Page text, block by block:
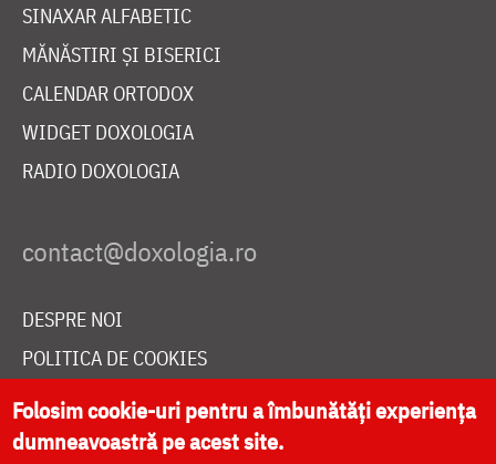
SINAXAR ALFABETIC
MĂNĂSTIRI ȘI BISERICI
CALENDAR ORTODOX
WIDGET DOXOLOGIA
RADIO DOXOLOGIA
DESPRE NOI
POLITICA DE COOKIES
DONEAZĂ ONLINE PENTRU CATEDRALA NAȚIONALĂ
Folosim cookie-uri pentru a îmbunătăți experiența
dumneavoastră pe acest site.